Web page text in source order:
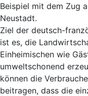
Beispiel mit dem Zug
Neustadt.
Ziel der deutsch-
ist es, die
Einheimischen wie
umweltschonend
können die
beitragen, dass die